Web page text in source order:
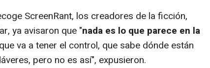
ScreenRant, los creadores de la ficción,
ya avisaron que "nada es lo que parece en la
va a tener el control, que sabe dónde están
pero no es así", expusieron.